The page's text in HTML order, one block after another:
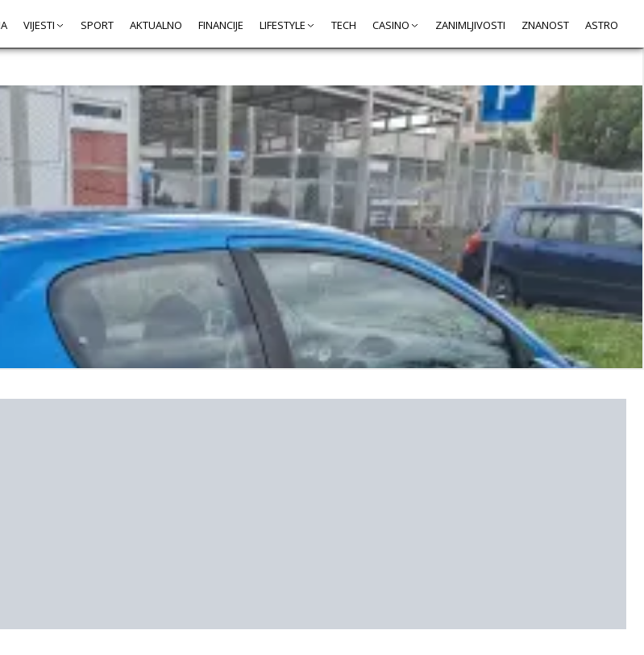
VIJESTI SPORT AKTUALNO FINANCIJE LIFESTYLE TECH CASINO ZANIMLJIVOSTI ZNANOST ASTRO